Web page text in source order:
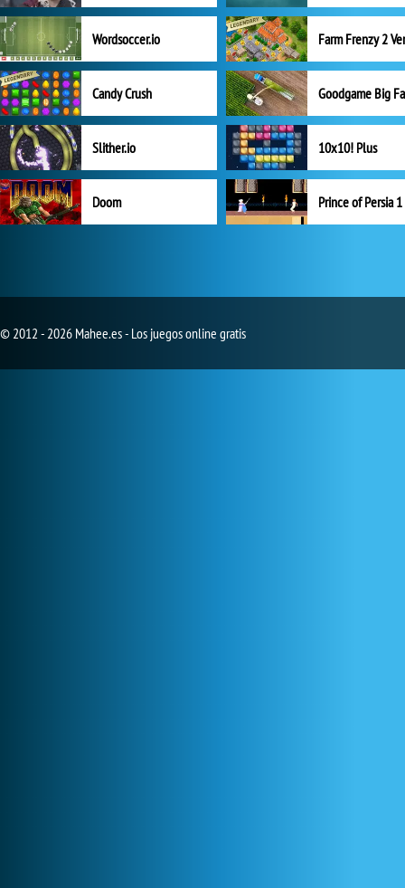
Wordsoccer.io
Candy Crush Goodgame Big
Slither.io 10x10! Plus
Doom Prince of Persia 1
© 2012 - 2026 Mahee.es - Los juegos online gratis